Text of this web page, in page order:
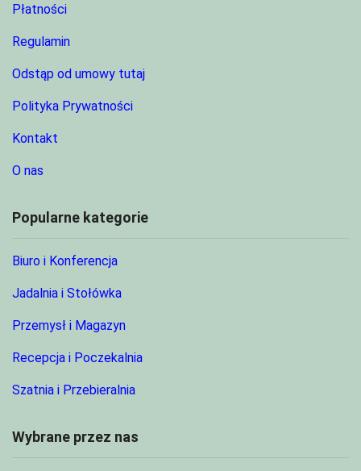
Płatności
Regulamin
Odstąp od umowy tutaj
Polityka Prywatności
Kontakt
O nas
Popularne kategorie
Biuro i Konferencja
Jadalnia i Stołówka
Przemysł i Magazyn
Recepcja i Poczekalnia
Szatnia i Przebieralnia
Wybrane przez nas